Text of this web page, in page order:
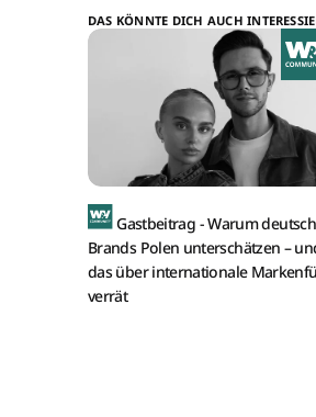
DAS KÖNNTE DICH AUCH
Gastbeitrag -Warum
Brands Polen unterschätzen –
das über internationale
verrät